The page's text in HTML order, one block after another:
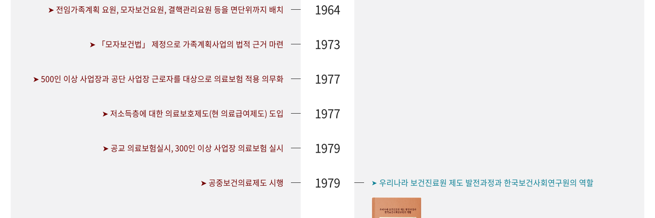
➤ 전임가족계획 요원, 모자보건요원, 결핵관리요원 등을 면단위까지 배치 1964
➤ 「모자보건법」 제정으로 가족계획사업의 법적 근거 마련 1973
➤ 500인 이상 사업장과 공단 사업장 근로자를 대상으로 의료보험 적용 의무화 1977
➤ 저소득층에 대한 의료보호제도(현 의료급여제도) 도입 1977
➤ 공교 의료보험실시, 300인 이상 사업장 의료보험 실시 1979
➤ 공중보건의료제도 시행 1979 ➤ 우리나라 보건진료원 제도 발전과정과 한국보건사회연구원의 역할